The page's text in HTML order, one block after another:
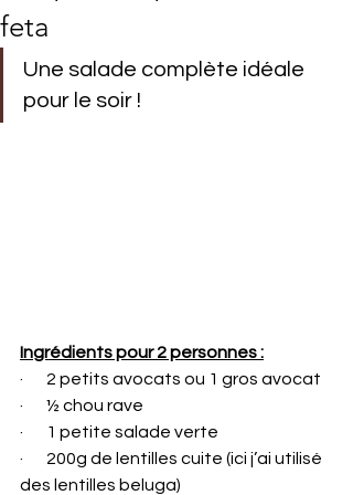
feta
Une salade complète idéale
pour le soir !
Ingrédients pour 2 personnes :
·       2 petits avocats ou 1 gros avocat
·       ½ chou rave
·       1 petite salade verte
·       200g de lentilles cuite (ici j’ai utilisé
des lentilles beluga)